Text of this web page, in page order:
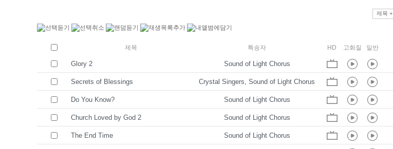
제목 특송자 HD 고화질 일반
Glory 2 Sound of Light Chorus
Secrets of Blessings Crystal Singers, Sound of Light Chorus
Do You Know? Sound of Light Chorus
Church Loved by God 2 Sound of Light Chorus
The End Time Sound of Light Chorus